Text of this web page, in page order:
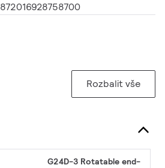
872016928758700
Rozbalit vše
G24D-3 Rotatable end-